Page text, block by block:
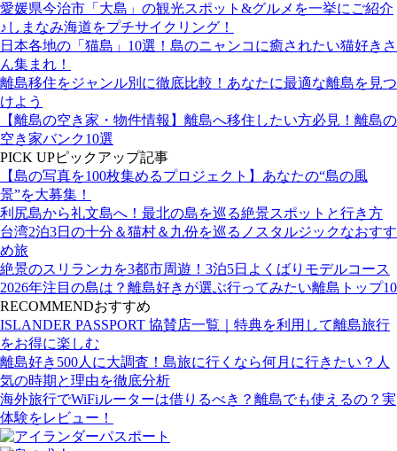
愛媛県今治市「大島」の観光スポット&グルメを一挙にご紹介
♪しまなみ海道をプチサイクリング！
日本各地の「猫島」10選！島のニャンコに癒されたい猫好きさ
ん集まれ！
離島移住をジャンル別に徹底比較！あなたに最適な離島を見つ
けよう
【離島の空き家・物件情報】離島へ移住したい方必見！離島の
空き家バンク10選
PICK UPピックアップ記事
【島の写真を100枚集めるプロジェクト】あなたの“島の風
景”を大募集！
利尻島から礼文島へ！最北の島を巡る絶景スポットと行き方
台湾2泊3日の十分＆猫村＆九份を巡るノスタルジックなおすす
め旅
絶景のスリランカを3都市周遊！3泊5日よくばりモデルコース
2026年注目の島は？離島好きが選ぶ行ってみたい離島トップ10
RECOMMENDおすすめ
ISLANDER PASSPORT 協賛店一覧｜特典を利用して離島旅行
をお得に楽しむ
離島好き500人に大調査！島旅に行くなら何月に行きたい？人
気の時期と理由を徹底分析
海外旅行でWiFiルーターは借りるべき？離島でも使えるの？実
体験をレビュー！